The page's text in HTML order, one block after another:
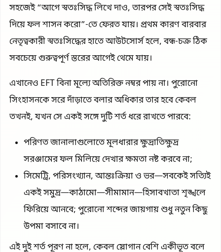
সহজেই “আগে স্বতঃসিদ্ধ লিখে দাও, তারপর সেই স্বতঃসিদ্ধ
দিয়ে ফল শাসন করো”-তে ফেরত যায়। প্রথম কারণ বারবার
নেতৃত্বকারী স্বতঃসিদ্ধের হাতে আউটসোর্স হলে, বন্ধ-চক্র ঠিক
সবচেয়ে গুরুত্বপূর্ণ স্তরের আগেই থেমে যায়।
এখানেও EFT বিনা মূল্যে অতিরিক্ত নম্বর পায় না। পুরোনো
সিংহাসনকে সরে দাঁড়াতে বলার অধিকার তার হবে কেবল
তখনই, যখন সে একই সঙ্গে দুটি শর্ত ধরে রাখতে পারবে:
পরিণত জানালাগুলোতে মূলধারার ক্ষুদ্রাতিক্ষুদ্র
সরঞ্জামের ফল মিলিয়ে দেখার ক্ষমতা নষ্ট করবে না;
সিমেট্রি, পরিসংখ্যান, আন্তঃক্রিয়া ও ভর—সবকেই সত্যিই
একই সমুদ্র—কাঠামো—সীমামান—হিসাবখাতা শৃঙ্খলে
ফিরিয়ে আনবে; পুরোনো শব্দের জায়গায় শুধু নতুন কিছু
উপমা বসাবে না।
এই দুই শর্ত পূরণ না হলে, কেবল স্লোগান বেশি একীভূত বলে